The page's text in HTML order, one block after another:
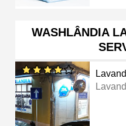
WASHLÂNDIA